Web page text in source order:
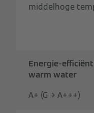
middelhoge
Energie-
warm water
A+ (G → A+++)